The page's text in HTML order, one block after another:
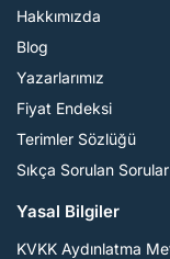
Hakkımızda
Blog
Yazarlarımız
Fiyat Endeksi
Terimler Sözlüğü
Sıkça Sorulan Sorular
Yasal Bilgiler
KVKK Aydınlatma